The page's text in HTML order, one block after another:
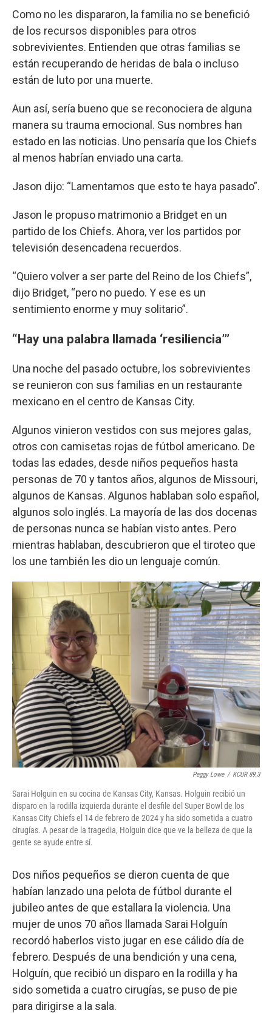
Como no les dispararon, la familia no se benefició
de los recursos disponibles para otros
sobrevivientes. Entienden que otras familias se
están recuperando de heridas de bala o incluso
están de luto por una muerte.
Aun así, sería bueno que se reconociera de alguna
manera su trauma emocional. Sus nombres han
estado en las noticias. Uno pensaría que los Chiefs
al menos habrían enviado una carta.
Jason dijo: “Lamentamos que esto te haya pasado”.
Jason le propuso matrimonio a Bridget en un
partido de los Chiefs. Ahora, ver los partidos por
televisión desencadena recuerdos.
“Quiero volver a ser parte del Reino de los Chiefs”,
dijo Bridget, “pero no puedo. Y ese es un
sentimiento enorme y muy solitario”.
“Hay una palabra llamada ‘resiliencia’”
Una noche del pasado octubre, los sobrevivientes
se reunieron con sus familias en un restaurante
mexicano en el centro de Kansas City.
Algunos vinieron vestidos con sus mejores galas,
otros con camisetas rojas de fútbol americano. De
todas las edades, desde niños pequeños hasta
personas de 70 y tantos años, algunos de Missouri,
algunos de Kansas. Algunos hablaban solo español,
algunos solo inglés. La mayoría de las dos docenas
de personas nunca se habían visto antes. Pero
mientras hablaban, descubrieron que el tiroteo que
los une también les dio un lenguaje común.
Peggy Lowe / KCUR 89.3
Sarai Holguin en su cocina de Kansas City, Kansas. Holguin recibió un
disparo en la rodilla izquierda durante el desfile del Super Bowl de los
Kansas City Chiefs el 14 de febrero de 2024 y ha sido sometida a cuatro
cirugías. A pesar de la tragedia, Holguin dice que ve la belleza de que la
gente se ayude entre sí.
Dos niños pequeños se dieron cuenta de que
habían lanzado una pelota de fútbol durante el
jubileo antes de que estallara la violencia. Una
mujer de unos 70 años llamada Sarai Holguín
recordó haberlos visto jugar en ese cálido día de
febrero. Después de una bendición y una cena,
Holguín, que recibió un disparo en la rodilla y ha
sido sometida a cuatro cirugías, se puso de pie
para dirigirse a la sala.